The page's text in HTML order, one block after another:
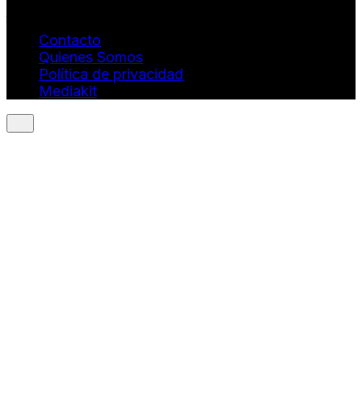
Contacto
Quienes Somos
Política de privacidad
Mediakit